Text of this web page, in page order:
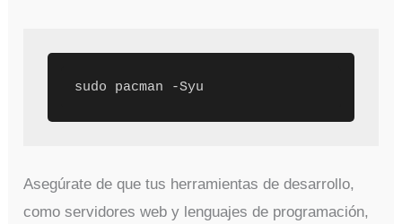
sudo pacman -Syu
Asegúrate de que tus herramientas de desarrollo,
como servidores web y lenguajes de programación,